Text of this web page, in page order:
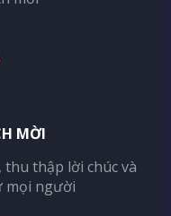
MỜI
thu thập lời chúc và
mọi người